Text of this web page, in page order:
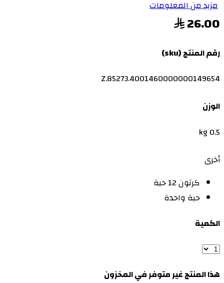
مزيد من المعلومات
26.00
رقم المنتج (sku)
Z.85273.4001460000000149654
الوزن
0.5 kg
أخرى
كرتون 12 حبة
حبة واحدة
الكمية
هذا المنتج غير متوفر في المخزون